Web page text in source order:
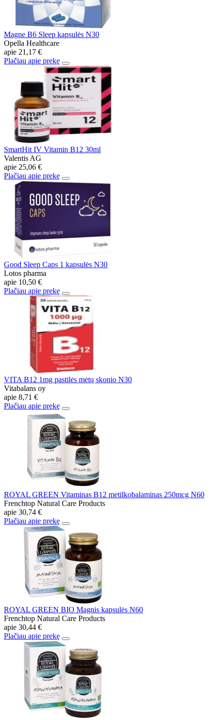
Magne B6 Sleep kapsulės N30
Opella Healthcare
apie 21,17 €
Plačiau apie prekę
SmartHit IV Vitamin B12 30ml
Valentis AG
apie 25,06 €
Plačiau apie prekę
Good Sleep Caps 1 kapsulės N30
Lotos pharma
apie 10,50 €
Plačiau apie prekę
VITA B12 1mg pastilės mėtų skonio N30
Vitabalans oy
apie 8,71 €
Plačiau apie prekę
ROYAL GREEN Vitaminas B12 metilkobalaminas 250mcg N60
Frenchtop Natural Care Products
apie 30,74 €
Plačiau apie prekę
ROYAL GREEN BIO Magnis kapsulės N60
Frenchtop Natural Care Products
apie 30,44 €
Plačiau apie prekę